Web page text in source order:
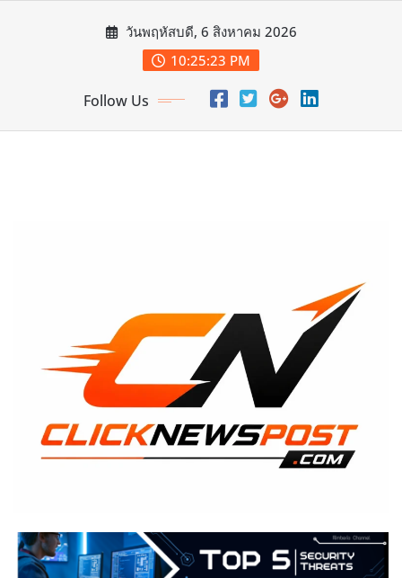
วันพฤหัสบดี, 6 สิงหาคม 2026
10:25:26 PM
Follow Us